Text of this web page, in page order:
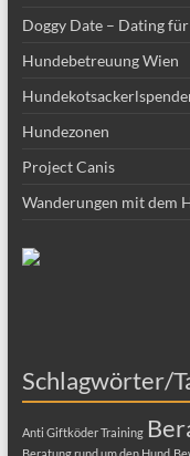
Hundebetreuung Wien
Hundekotsackerlspender
Hundezonen
Project Canis
Wanderungen mit dem
Anti Giftköder Training
Beratung rund um den Hund
training in english entspannter